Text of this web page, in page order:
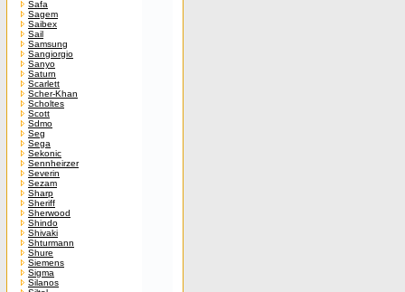
Safa
Sagem
Saibex
Sail
Samsung
Sangiorgio
Sanyo
Saturn
Scarlett
Scher-Khan
Scholtes
Scott
Sdmo
Seg
Sega
Sekonic
Sennheirzer
Severin
Sezam
Sharp
Sheriff
Sherwood
Shindo
Shivaki
Shturmann
Shure
Siemens
Sigma
Silanos